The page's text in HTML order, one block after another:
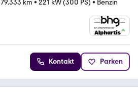
79.333 km • 221 kW (300 PS) • Benzin
Kontakt Parken